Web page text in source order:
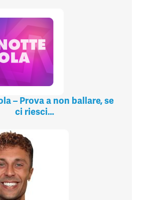
– Prova a non ballare, se
ci riesci…